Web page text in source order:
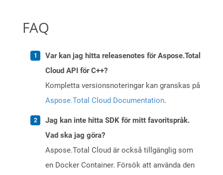
FAQ
Var kan jag hitta releasenotes för Aspose.Total
Cloud API för C++?
Kompletta versionsnoteringar kan granskas på
Aspose.Total Cloud Documentation.
Jag kan inte hitta SDK för mitt favoritspråk.
Vad ska jag göra?
Aspose.Total Cloud är också tillgänglig som
en Docker Container. Försök att använda den